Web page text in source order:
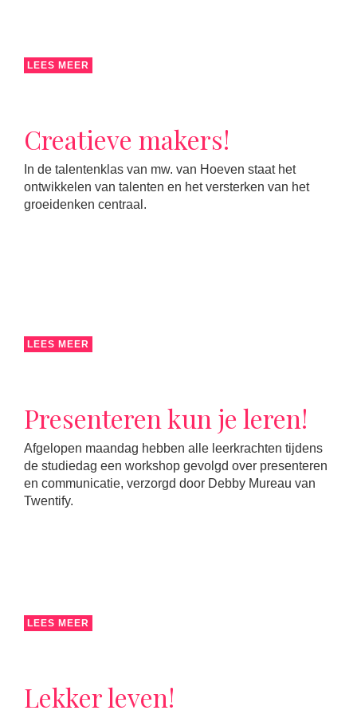
LEES MEER
Creatieve makers!
In de talentenklas van mw. van Hoeven staat het
ontwikkelen van talenten en het versterken van het
groeidenken centraal.
LEES MEER
Presenteren kun je leren!
Afgelopen maandag hebben alle leerkrachten tijdens
de studiedag een workshop gevolgd over presenteren
en communicatie, verzorgd door Debby Mureau van
Twentify.
LEES MEER
Lekker leven!